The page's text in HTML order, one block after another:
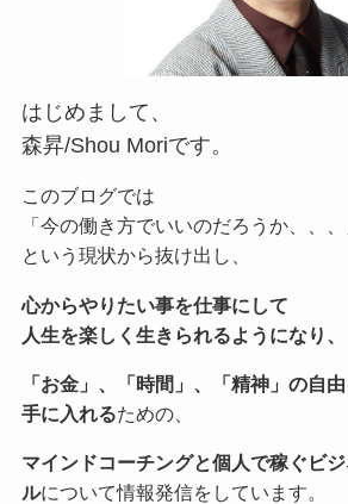
はじめまして、
森昇/Shou Moriです。
このブログでは
「今の働き方でいいのだろうか、、、
という現状から抜け出し、
心からやりたい事を仕事にして
人生を楽しく生きられるようになり、
「お金」、「時間」、「精神」の自
手に入れるための、
マインドコーチングと個人で稼ぐビ
ルについて情報発信をしています。